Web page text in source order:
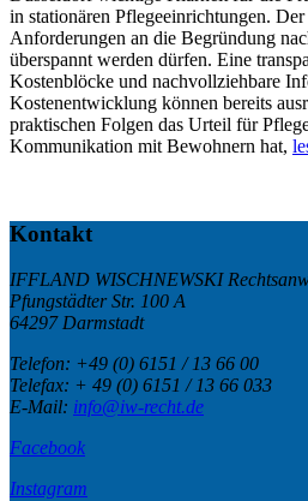
in stationären Pflegeeinrichtungen.
Anforderungen an die Begründung
überspannt werden dürfen. Eine
Kostenblöcke und nachvollziehbare
Kostenentwicklung können bereits
praktischen Folgen das Urteil für
Kommunikation mit Bewohnern hat,
Kontakt
IFFLAND WISCHNEWSKI
Pfungstädter Str. 100 A
64297 Darmstadt
Telefon: +49 (0) 6151 / 13 66 00
Telefax: + 49 (0) 6151 / 13 66 033
E-Mail: info@iw-recht.de
Facebook
Instagram